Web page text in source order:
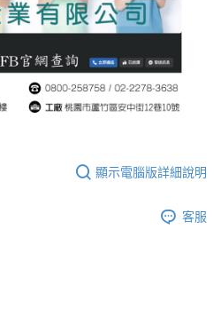
顯示電腦版詳細說明
客服